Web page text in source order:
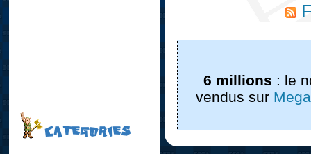
6 millions : le
vendus sur
CATEGORIES